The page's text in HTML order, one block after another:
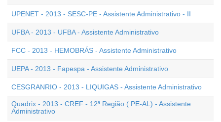
UPENET - 2013 - SESC-PE - Assistente Administrativo - II
UFBA - 2013 - UFBA - Assistente Administrativo
FCC - 2013 - HEMOBRÁS - Assistente Administrativo
UEPA - 2013 - Fapespa - Assistente Administrativo
CESGRANRIO - 2013 - LIQUIGAS - Assistente Administrativo
Quadrix - 2013 - CREF - 12ª Região ( PE-AL) - Assistente
Administrativo